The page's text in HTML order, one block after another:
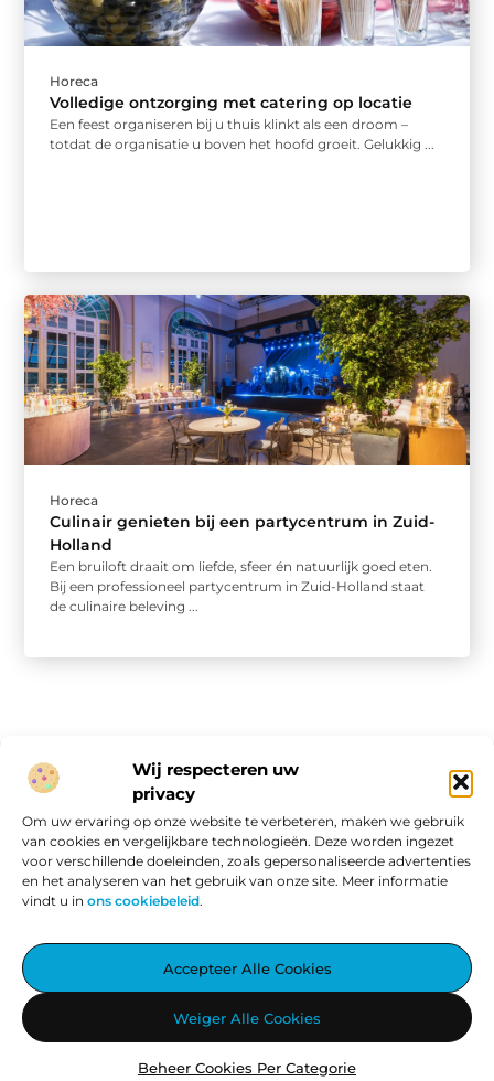
Wij respecteren uw
privacy
Om uw ervaring op onze website te verbeteren, maken we gebruik
van cookies en vergelijkbare technologieën. Deze worden ingezet
voor verschillende doeleinden, zoals gepersonaliseerde advertenties
en het analyseren van het gebruik van onze site. Meer informatie
vindt u in ons cookiebeleid.
Accepteer Alle Cookies
Weiger Alle Cookies
Beheer Cookies Per Categorie
Horeca
Volledige ontzorging met catering op locatie
Een feest organiseren bij u thuis klinkt als een droom –
totdat de organisatie u boven het hoofd groeit. Gelukkig ...
Horeca
Culinair genieten bij een partycentrum in Zuid-
Holland
Een bruiloft draait om liefde, sfeer én natuurlijk goed eten.
Bij een professioneel partycentrum in Zuid-Holland staat
de culinaire beleving ...
Aggiez.nl – Altijd Iets Interessants te Lezen.
Ontdek een wereld vol inspirerende blogs en artikelen, zorgvuldig
geselecteerd om jouw dag te verrijken.
Onze informatie